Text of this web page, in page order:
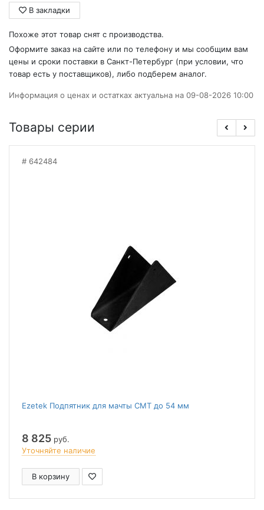
В закладки
Похоже этот товар снят с производства.
Оформите заказ на сайте или по телефону и мы сообщим вам
цены и сроки поставки в Санкт-Петербург (при условии, что
товар есть у поставщиков), либо подберем аналог.
Информация о ценах и остатках актуальна на 09-08-2026 10:00
Товары серии
642484
Ezetek Подпятник для мачты СМТ до 54 мм
8 825 руб.
Уточняйте наличие
В корзину